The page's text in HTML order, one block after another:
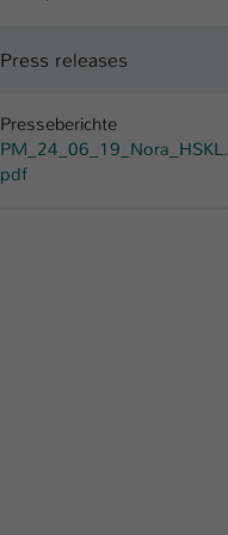
Press releases
Presseberichte
PM_24_06_19_Nora_HSKL.
pdf